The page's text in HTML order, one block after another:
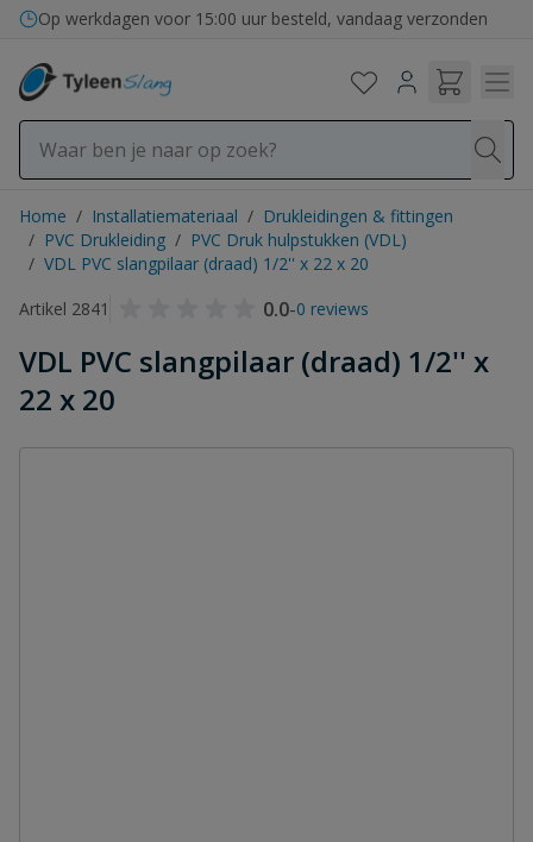
Ga naar de inhoud
Op werkdagen voor 15:00 uur besteld, vandaag verzonden
Home / Installatiemateriaal / Drukleidingen & fittingen
/ PVC Drukleiding / PVC Druk hulpstukken (VDL)
/ VDL PVC slangpilaar (draad) 1/2'' x 22 x 20
Artikel 2841
0.0-0 reviews
VDL PVC slangpilaar (draad) 1/2'' x
22 x 20